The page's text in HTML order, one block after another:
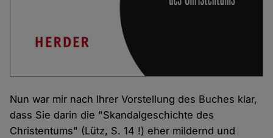
Nun war mir nach Ihrer Vorstellung des Buches klar,
dass Sie darin die "Skandalgeschichte des
Christentums" (Lütz, S. 14 !) eher mildernd und